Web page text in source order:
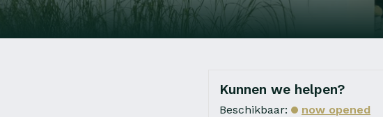
Kunnen we helpen?
Beschikbaar: now opened